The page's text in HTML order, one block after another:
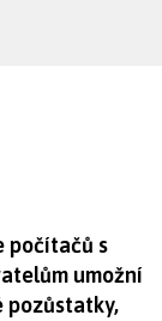
počítačů s
umožní
pozůstatky,